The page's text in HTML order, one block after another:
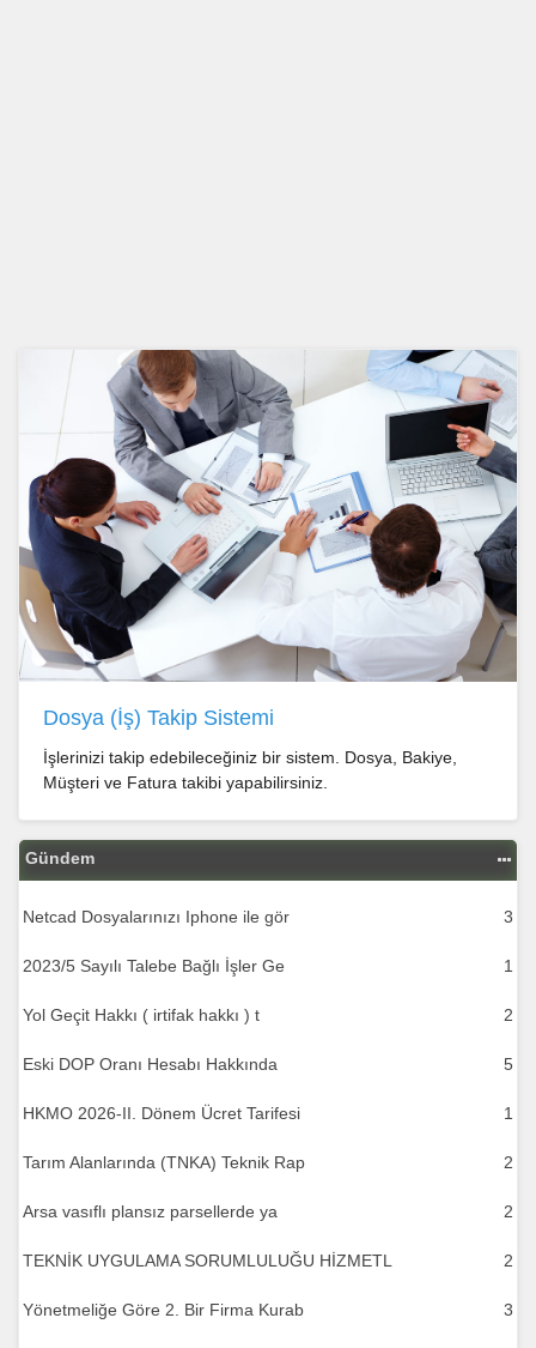
Dosya (İş) Takip Sistemi
İşlerinizi takip edebileceğiniz bir sistem. Dosya, Bakiye,
Müşteri ve Fatura takibi yapabilirsiniz.
Gündem
Netcad Dosyalarınızı Iphone ile gör 3
2023/5 Sayılı Talebe Bağlı İşler Ge 1
Yol Geçit Hakkı ( irtifak hakkı ) t 2
Eski DOP Oranı Hesabı Hakkında 5
HKMO 2026-II. Dönem Ücret Tarifesi 1
Tarım Alanlarında (TNKA) Teknik Rap 2
Arsa vasıflı plansız parsellerde ya 2
TEKNİK UYGULAMA SORUMLULUĞU HİZMETL 2
Yönetmeliğe Göre 2. Bir Firma Kurab 3